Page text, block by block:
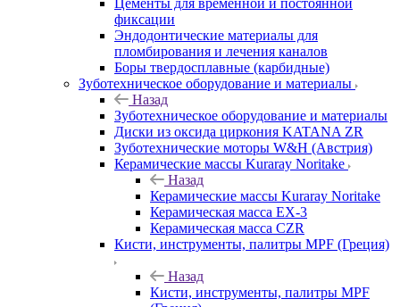
Цементы для временной и постоянной
фиксации
Эндодонтические материалы для
пломбирования и лечения каналов
Боры твердосплавные (карбидные)
Зуботехническое оборудование и материалы
Назад
Зуботехническое оборудование и материалы
Диски из оксида циркония KATANA ZR
Зуботехнические моторы W&H (Австрия)
Керамические массы Kuraray Noritake
Назад
Керамические массы Kuraray Noritake
Керамическая масса EX-3
Керамическая масса CZR
Кисти, инструменты, палитры MPF (Греция)
Назад
Кисти, инструменты, палитры MPF